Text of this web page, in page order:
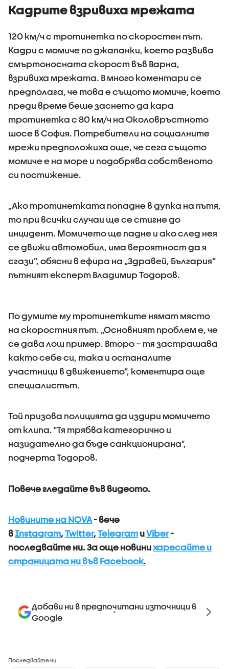
примерите за
агресивно
Кадрите взривиха мрежата
120 км/ч с тротинетка по скоростен път.
Кадри с момиче по джапанки, което развива
смъртоносната скорост във Варна,
взривиха мрежата. В много коментари се
предполага, че това е същото момиче, което
преди време беше заснето да кара
тротинетка с 80 км/ч на Околовръстното
шосе в София. Потребители на социалните
мрежи предположиха още, че сега същото
момиче е на море и подобрява собственото
си постижение.
„Ако тротинетката попадне в дупка на пътя,
то при всички случаи ще се стигне до
инцидент. Момичето ще падне и ако след нея
се движи автомобил, има вероятност да я
сгази”, обясни в ефира на „Здравей, България”
пътният експерт Владимир Тодоров.
По думите му тротинетките нямат място
на скоростния път. „Основният проблем е, че
се дава лош пример. Второ – тя застрашава
както себе си, така и останалите
участници в движението”, коментира още
специалистът.
Той призова полицията да издири момичето
от клипа. "Тя трябва категорично и
назидателно да бъде санкционирана",
подчерта Тодоров.
Повече гледайте във видеото.
Новините на NOVA- вече
вInstagram, Twitter, Telegram иViber-
последвайте ни.За още новинихаресайте и
страницата ни във Facebook.
Добави ни в предпочитани източници в
Google
Последвайте ни